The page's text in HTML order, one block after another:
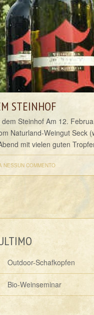
STEINHOF
Steinhof Am 12.
Naturland-Weingut Seck
mit vielen guten
NESSUN COMMENTO
Outdoor-Schafkopfen
Bio-Weinseminar